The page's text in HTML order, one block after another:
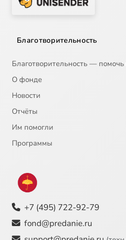
Благотворительность
Благотворительность —
О фонде
Новости
Отчёты
Им помогли
Программы
+7 (495) 722-92-79
fond@predanie.ru